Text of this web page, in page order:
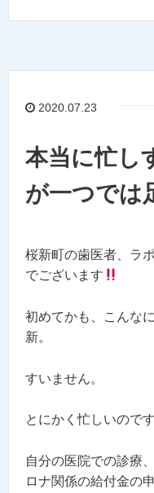
2020.07.23
本当に忙し
が一つでは
桜新町の歯医者、ラ
でございます
初めてかも、こんな
新。
すいません。
とにかく忙しいのです
自分の医院での診療
ロナ関係の給付金の